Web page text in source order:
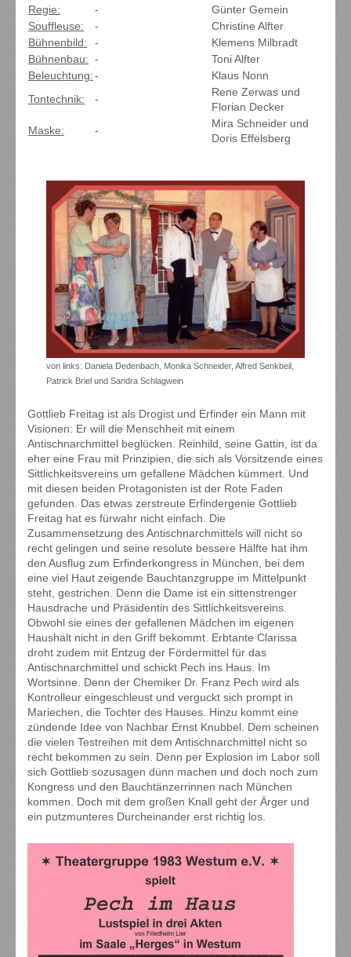
Regie:
-
Günter Gemein
Souffleuse:
-
Christine Alfter
Bühnenbild:
-
Klemens Milbradt
Bühnenbau: -
Toni Alfter
Beleuchtung:-
Klaus Nonn
Tontechnik:
-
Rene Zerwas und
Florian Decker
Maske:
-
Mira Schneider und
Doris Effelsberg
von links: Daniela Dedenbach, Monika Schneider, Alfred Senkbeil,
Patrick Briel und Sandra Schlagwein
Gottlieb Freitag ist als Drogist und Erfinder ein Mann mit
Visionen: Er will die Menschheit mit einem
Antischnarchmittel beglücken. Reinhild, seine Gattin, ist da
eher eine Frau mit Prinzipien, die sich als Vorsitzende eines
Sittlichkeitsvereins um gefallene Mädchen kümmert. Und
mit diesen beiden Protagonisten ist der Rote Faden
gefunden. Das etwas zerstreute Erfindergenie Gottlieb
Freitag hat es fürwahr nicht einfach. Die
Zusammensetzung des Antischnarchmittels will nicht so
recht gelingen und seine resolute bessere Hälfte hat ihm
den Ausflug zum Erfinderkongress in München, bei dem
eine viel Haut zeigende Bauchtanzgruppe im Mittelpunkt
steht, gestrichen. Denn die Dame ist ein sittenstrenger
Hausdrache und Präsidentin des Sittlichkeitsvereins.
Obwohl sie eines der gefallenen Mädchen im eigenen
Haushalt nicht in den Griff bekommt. Erbtante Clarissa
droht zudem mit Entzug der Fördermittel für das
Antischnarchmittel und schickt Pech ins Haus. Im
Wortsinne. Denn der Chemiker Dr. Franz Pech wird als
Kontrolleur eingeschleust und verguckt sich prompt in
Mariechen, die Tochter des Hauses. Hinzu kommt eine
zündende Idee von Nachbar Ernst Knubbel. Dem scheinen
die vielen Testreihen mit dem Antischnarchmittel nicht so
recht bekommen zu sein. Denn per Explosion im Labor soll
sich Gottlieb sozusagen dünn machen und doch noch zum
Kongress und den Bauchtänzerrinnen nach München
kommen. Doch mit dem großen Knall geht der Ärger und
ein putzmunteres Durcheinander erst richtig los.